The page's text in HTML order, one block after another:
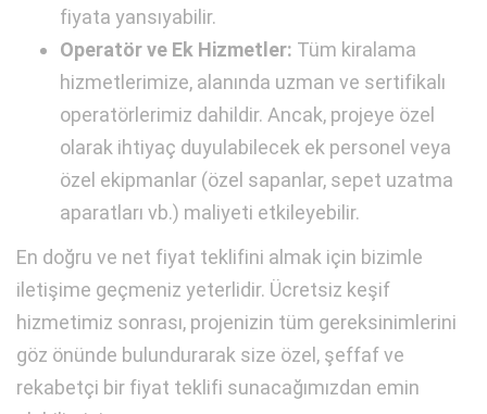
fiyata yansıyabilir.
Operatör ve Ek Hizmetler: Tüm kiralama
hizmetlerimize, alanında uzman ve sertifikalı
operatörlerimiz dahildir. Ancak, projeye özel
olarak ihtiyaç duyulabilecek ek personel veya
özel ekipmanlar (özel sapanlar, sepet uzatma
aparatları vb.) maliyeti etkileyebilir.
En doğru ve net fiyat teklifini almak için bizimle
iletişime geçmeniz yeterlidir. Ücretsiz keşif
hizmetimiz sonrası, projenizin tüm gereksinimlerini
göz önünde bulundurarak size özel, şeffaf ve
rekabetçi bir fiyat teklifi sunacağımızdan emin